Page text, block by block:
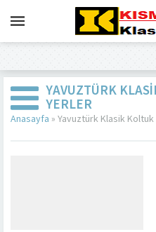
YAVUZTÜRK
YERLER
Anasayfa » Yavuztürk Klasik Koltuk